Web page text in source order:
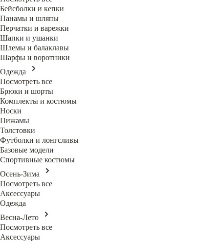
Бейсболки и кепки
Панамы и шляпы
Перчатки и варежки
Шапки и ушанки
Шлемы и балаклавы
Шарфы и воротники
Одежда
Посмотреть все
Брюки и шорты
Комплекты и костюмы
Носки
Пижамы
Толстовки
Футболки и лонгсливы
Базовые модели
Спортивные костюмы
Осень-Зима
Посмотреть все
Аксессуары
Одежда
Весна-Лето
Посмотреть все
Аксессуары